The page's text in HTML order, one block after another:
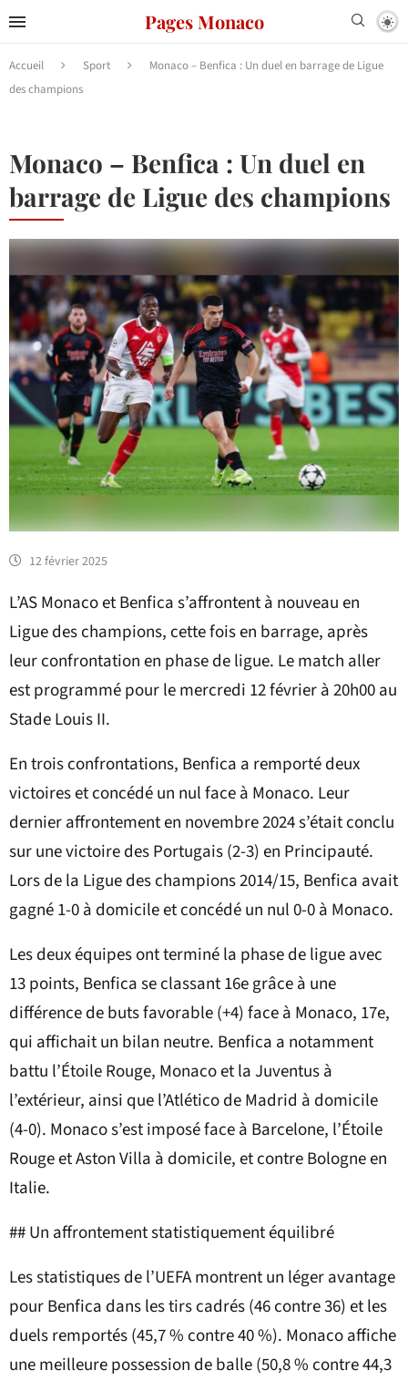
Pages Monaco
Accueil Sport
Monaco – Benfica : Un duel en barrage de Ligue
des champions
Monaco – Benfica : Un duel en
barrage de Ligue des champions
12 février 2025
L’AS Monaco et Benfica s’affrontent à nouveau en
Ligue des champions, cette fois en barrage, après
leur confrontation en phase de ligue. Le match aller
est programmé pour le mercredi 12 février à 20h00 au
Stade Louis II.
En trois confrontations, Benfica a remporté deux
victoires et concédé un nul face à Monaco. Leur
dernier affrontement en novembre 2024 s’était conclu
sur une victoire des Portugais (2-3) en Principauté.
Lors de la Ligue des champions 2014/15, Benfica avait
gagné 1-0 à domicile et concédé un nul 0-0 à Monaco.
Les deux équipes ont terminé la phase de ligue avec
13 points, Benfica se classant 16e grâce à une
différence de buts favorable (+4) face à Monaco, 17e,
qui affichait un bilan neutre. Benfica a notamment
battu l’Étoile Rouge, Monaco et la Juventus à
l’extérieur, ainsi que l’Atlético de Madrid à domicile
(4-0). Monaco s’est imposé face à Barcelone, l’Étoile
Rouge et Aston Villa à domicile, et contre Bologne en
Italie.
## Un affrontement statistiquement équilibré
Les statistiques de l’UEFA montrent un léger avantage
pour Benfica dans les tirs cadrés (46 contre 36) et les
duels remportés (45,7 % contre 40 %). Monaco affiche
une meilleure possession de balle (50,8 % contre 44,3